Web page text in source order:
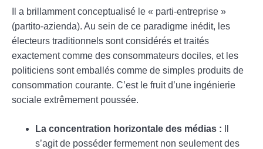
Il a brillamment conceptualisé le « parti-entreprise »
(partito-azienda). Au sein de ce paradigme inédit, les
électeurs traditionnels sont considérés et traités
exactement comme des consommateurs dociles, et les
politiciens sont emballés comme de simples produits de
consommation courante. C’est le fruit d’une ingénierie
sociale extrêmement poussée.
La concentration horizontale des médias :
s’agit de posséder fermement non seulement des